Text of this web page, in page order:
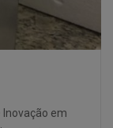
Inovação em